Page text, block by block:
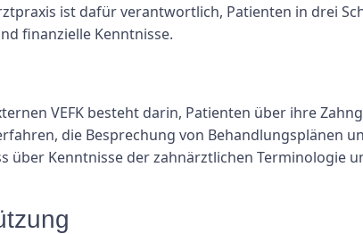
ist dafür verantwortlich, Patienten in drei
finanzielle Kenntnisse.
VEFK besteht darin, Patienten über ihre
die Besprechung von Behandlungsplänen
über Kenntnisse der zahnärztlichen